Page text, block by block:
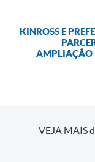
KINROSS E
AMPLIAÇÃO
VEJA MAIS